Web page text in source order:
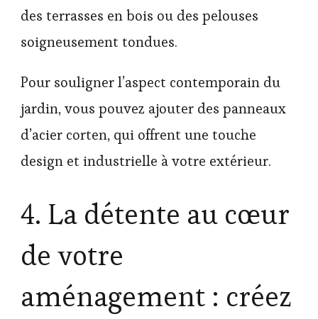
des terrasses en bois ou des pelouses
soigneusement tondues.
Pour souligner l’aspect contemporain du
jardin, vous pouvez ajouter des panneaux
d’acier corten, qui offrent une touche
design et industrielle à votre extérieur.
4. La détente au cœur
de votre
aménagement : créez